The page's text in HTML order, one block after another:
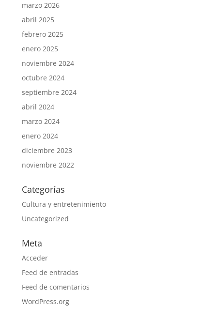
marzo 2026
abril 2025
febrero 2025
enero 2025
noviembre 2024
octubre 2024
septiembre 2024
abril 2024
marzo 2024
enero 2024
diciembre 2023
noviembre 2022
Categorías
Cultura y entretenimiento
Uncategorized
Meta
Acceder
Feed de entradas
Feed de comentarios
WordPress.org